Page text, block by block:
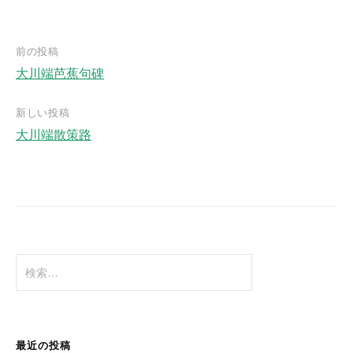
稿
ナ
ョ
ン
前の投稿
大川端芭蕉句碑
新しい投稿
大川端散策路
索
最近の投稿